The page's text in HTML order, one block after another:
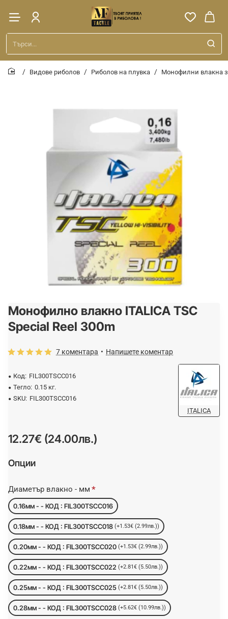
Търси...
Видове риболов Риболов на плувка Монофилни влакна
Монофилно влакно ITALICA TSC
Special Reel 300m
Код: FIL300TSCC016
Тегло: 0.15 кг.
SKU: FIL300TSCC016
ITALICA
7 коментара • Напишете коментар
12.27€ (24.00лв.)
Опции
Диаметър влакно - мм
0.16мм - - КОД : FIL300TSCC016
0.18мм - - КОД : FIL300TSCC018 (+1.53€ (2.99лв.))
0.20мм - - КОД : FIL300TSCC020 (+1.53€ (2.99лв.))
0.22мм - - КОД : FIL300TSCC022 (+2.81€ (5.50лв.))
0.25мм - - КОД : FIL300TSCC025 (+2.81€ (5.50лв.))
0.28мм - - КОД : FIL300TSCC028 (+5.62€ (10.99лв.))